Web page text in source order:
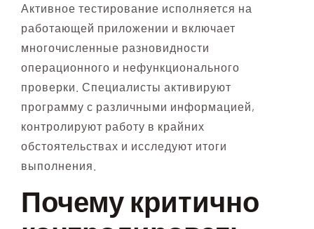
Активное тестирование исполняется на
работающей приложении и включает
многочисленные разновидности
операционного и нефункционального
проверки. Специалисты активируют
программу с различными информацией,
контролируют работу в крайних
обстоятельствах и исследуют итоги
выполнения.
Почему критично